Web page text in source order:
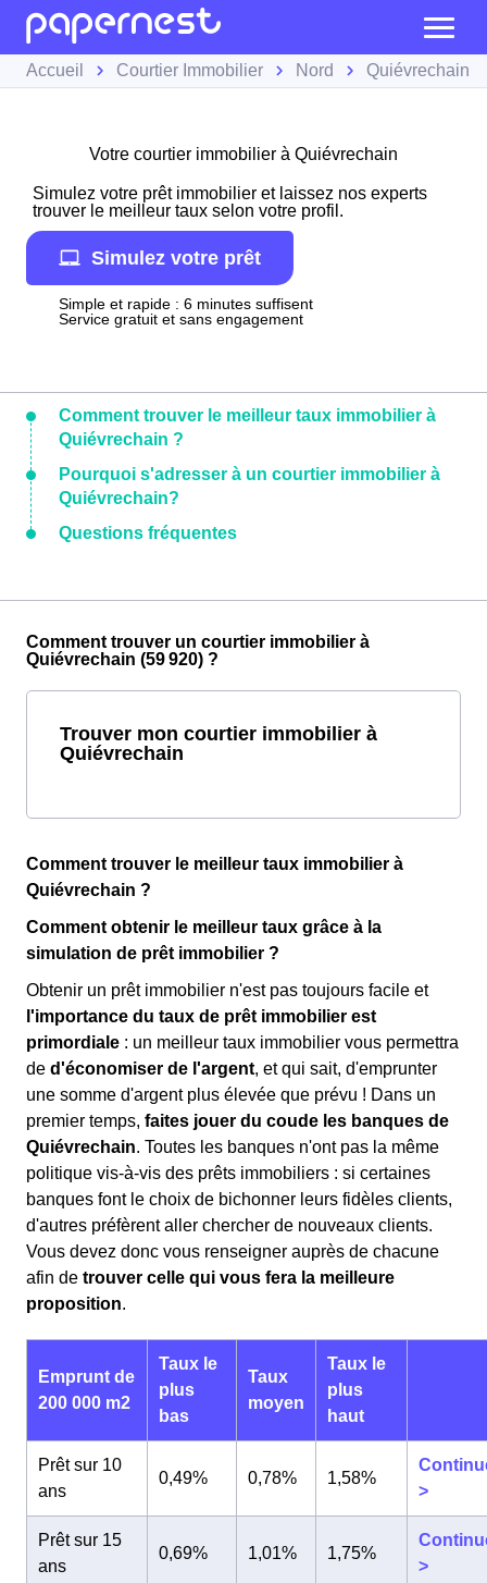
Accueil Courtier Immobilier Nord Quiévrechain
Votre courtier immobilier à Quiévrechain
Simulez votre prêt immobilier et laissez nos experts
trouver le meilleur taux selon votre profil.
Simulez votre prêt
Simple et rapide : 6 minutes suffisent
Service gratuit et sans engagement
Comment trouver le meilleur taux immobilier à
Quiévrechain ?
Pourquoi s'adresser à un courtier immobilier à
Quiévrechain?
Questions fréquentes
Comment trouver un courtier immobilier à
Quiévrechain (59 920) ?
Trouver mon courtier immobilier à
Quiévrechain
Comment trouver le meilleur taux immobilier à
Quiévrechain ?
Comment obtenir le meilleur taux grâce à la
simulation de prêt immobilier ?
Obtenir un prêt immobilier n'est pas toujours facile et
l'importance du taux de prêt immobilier est
primordiale : un meilleur taux immobilier vous permettra
de d'économiser de l'argent, et qui sait, d'emprunter
une somme d'argent plus élevée que prévu ! Dans un
premier temps, faites jouer du coude les banques de
Quiévrechain. Toutes les banques n'ont pas la même
politique vis-à-vis des prêts immobiliers : si certaines
banques font le choix de bichonner leurs fidèles clients,
d'autres préfèrent aller chercher de nouveaux clients.
Vous devez donc vous renseigner auprès de chacune
afin de trouver celle qui vous fera la meilleure
proposition.
Emprunt de
200 000 m2
Taux le
plus
bas
Taux
moyen
Taux le
plus
haut
Prêt sur 10
ans
0,49% 0,78% 1,58%
>
Prêt sur 15
ans
0,69% 1,01% 1,75%
>